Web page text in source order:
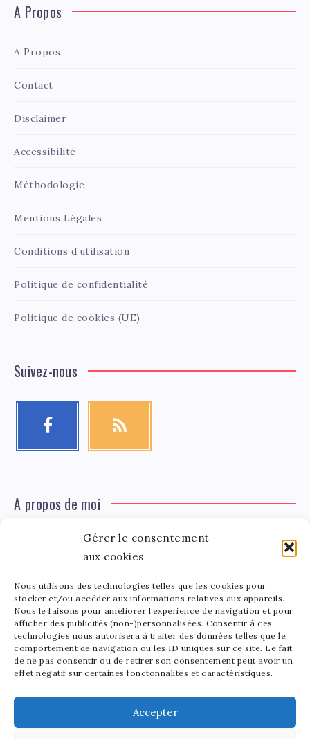
Gérer le consentement
aux cookies
Nous utilisons des technologies telles que les cookies pour
stocker et/ou accéder aux informations relatives aux appareils.
Nous le faisons pour améliorer l’expérience de navigation et pour
afficher des publicités (non-)personnalisées. Consentir à ces
technologies nous autorisera à traiter des données telles que le
comportement de navigation ou les ID uniques sur ce site. Le fait
de ne pas consentir ou de retirer son consentement peut avoir un
effet négatif sur certaines fonctonnalités et caractéristiques.
Accepter
A Propos
A Propos
Contact
Disclaimer
Accessibilité
Méthodologie
Mentions Légales
Conditions d’utilisation
Politique de confidentialité
Politique de cookies (UE)
Suivez-nous
A propos de moi
Tinger
Léa Tinger
Fondatrice
Fondatrice de FortunedeStar.com, je fusionne ma
passion pour les cultures et l'économie des célébrités.
Entre la gestion de mon site et la poterie, je trouve le
bonheur dans l'équilibre de mes activités. Mère d'un
bout de chou de 5 ans, je partage avec lui l'amour de
l'art sous toutes ses formes.